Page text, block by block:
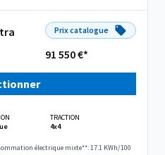
Prix catalogue
91 550 €*
TRACTION
4x4
électrique mixte**: 17.1 KWh/100